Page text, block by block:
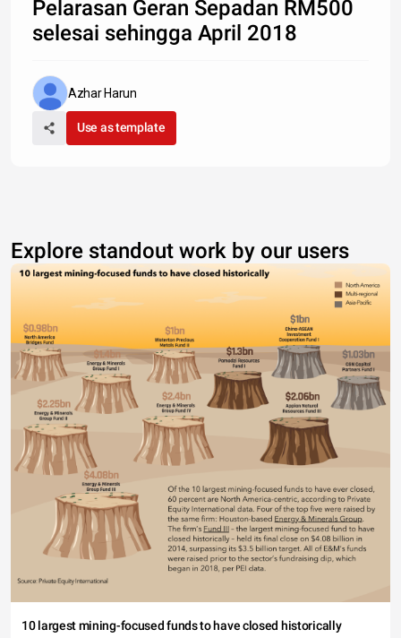
Pelarasan Geran Sepadan RM500
selesai sehingga April 2018
Azhar Harun
Use as template
Explore standout work by our users
10 largest mining-focused funds to have closed historically